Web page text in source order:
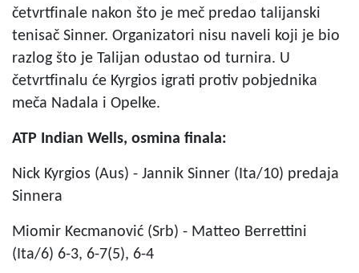
četvrtfinale nakon što je meč predao talijanski
tenisač Sinner. Organizatori nisu naveli koji je bio
razlog što je Talijan odustao od turnira. U
četvrtfinalu će Kyrgios igrati protiv pobjednika
meča Nadala i Opelke.
ATP Indian Wells, osmina finala:
Nick Kyrgios (Aus) - Jannik Sinner (Ita/10) predaja
Sinnera
Miomir Kecmanović (Srb) - Matteo Berrettini
(Ita/6) 6-3, 6-7(5), 6-4